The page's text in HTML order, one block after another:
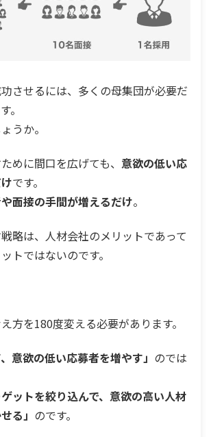
させるには、多くの母集団が必要だ
。
うか。
めに間口を広げても、 意欲の低い応
です。
面接の手間が増えるだけ。
略は、人材会社のメリットであって
トではないのです。
方を180度変える必要があります。
意欲の低い応募者を増やす」 のでは
ゲットを絞り込んで、意欲の高い人材
る」 のです。